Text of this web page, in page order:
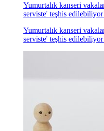
Yumurtalık kanseri
serviste' teşhis
Yumurtalık kanseri
serviste' teşhis